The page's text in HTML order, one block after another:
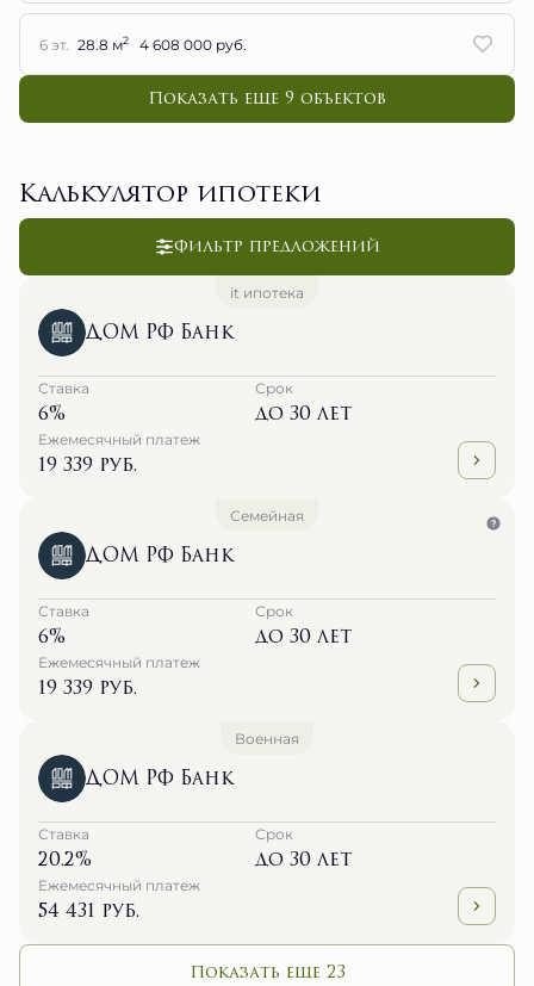
6 эт. 28.8 м2 4 608 000 руб.
Показать еще 9 объектов
Калькулятор ипотеки
Фильтр предложений
it ипотека
ДОМ РФ Банк
Ставка
6%
Срок
до 30 лет
Ежемесячный платеж
19 339 руб.
Семейная
ДОМ РФ Банк
Ставка
6%
Срок
до 30 лет
Ежемесячный платеж
19 339 руб.
Военная
ДОМ РФ Банк
Ставка
20.2%
Срок
до 30 лет
Ежемесячный платеж
54 431 руб.
Показать еще 23